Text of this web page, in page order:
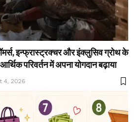
इन्फ्रास्ट्रक्चर और इंक्लुसिव ग्रोथ के
परिवर्तन में अपना योगदान बढ़ाया
4, 2026